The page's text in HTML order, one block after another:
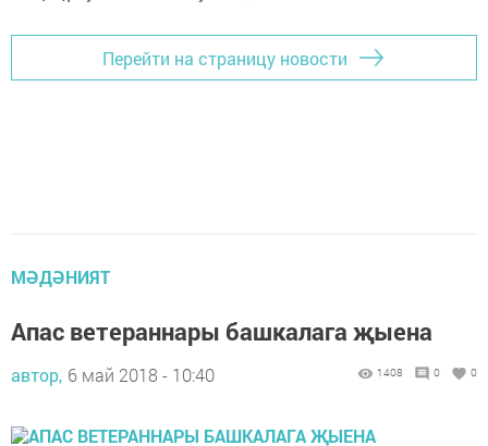
Перейти на страницу новости
МӘДӘНИЯТ
Апас ветераннары башкалага җыена
автор, 6 май 2018 - 10:40 1408 0 0